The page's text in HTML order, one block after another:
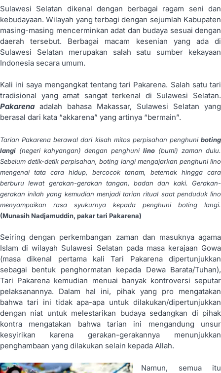
Sulawesi Selatan dikenal dengan berbagai ragam seni dan
kebudayaan. Wilayah yang terbagi dengan sejumlah Kabupaten
masing-masing mencerminkan adat dan budaya sesuai dengan
daerah tersebut. Berbagai macam kesenian yang ada di
Sulawesi Selatan merupakan salah satu sumber kekayaan
Indonesia secara umum.
Kali ini saya mengangkat tentang tari Pakarena. Salah satu tari
tradisional yang amat sangat terkenal di Sulawesi Selatan.
Pakarena adalah bahasa Makassar, Sulawesi Selatan yang
berasal dari kata “akkarena” yang artinya “bermain”.
Tarian Pakarena berawal dari kisah mitos perpisahan penghuni boting
langi (negeri kahyangan) dengan penghuni lino (bumi) zaman dulu.
Sebelum detik-detik perpisahan, boting langi mengajarkan penghuni lino
mengenai tata cara hidup, bercocok tanam, beternak hingga cara
berburu lewat gerakan-gerakan tangan, badan dan kaki. Gerakan-
gerakan inilah yang kemudian menjadi tarian ritual saat penduduk lino
menyampaikan rasa syukurnya kepada penghuni boting langi.
(Munasih Nadjamuddin, pakar tari Pakarena)
Seiring dengan perkembangan zaman dan masuknya agama
Islam di wilayah Sulawesi Selatan pada masa kerajaan Gowa
(masa dikenal pertama kali Tari Pakarena dipertunjukkan
sebagai bentuk penghormatan kepada Dewa Barata/Tuhan),
Tari Pakarena kemudian menuai banyak kontroversi seputar
pelaksanannya. Dalam hal ini, pihak yang pro mengatakan
bahwa tari ini tidak apa-apa untuk dilakukan/dipertunjukkan
dengan niat untuk melestarikan budaya sedangkan di pihak
kontra mengatakan bahwa tarian ini mengandung unsur
kesyirikan karena gerakan-gerakannya menunjukkan
penghambaan yang dilakukan selain kepada Allah.
Namun, semua itu